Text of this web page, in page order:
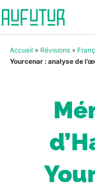
Accueil » Révisions »
Yourcenar : analyse de